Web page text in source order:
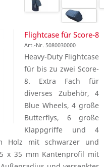
Flightcase für Score-8
Art.-Nr. 5080030000
Heavy-Duty Flightcase
für bis zu zwei Score-
8. Extra Fach für
diverses Zubehör, 4
Blue Wheels, 4 große
Butterflys, 6 große
Klappgriffe und 4
Holz mit schwarzer und
x 35 mm Kantenprofil mit